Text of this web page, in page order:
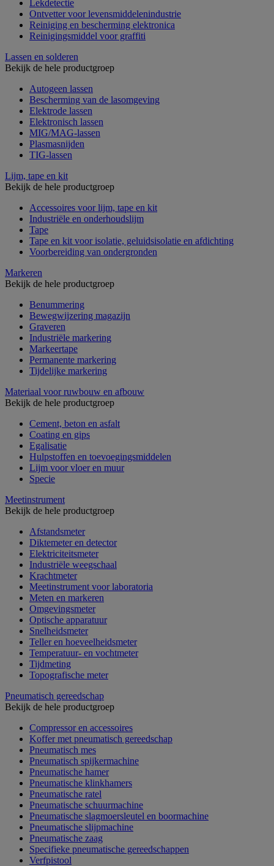
Lekdetectie
Ontvetter voor levensmiddelenindustrie
Reiniging en bescherming elektronica
Reinigingsmiddel voor graffiti
Lassen en solderen
Bekijk de hele productgroep
Autogeen lassen
Bescherming van de lasomgeving
Elektrode lassen
Elektronisch lassen
MIG/MAG-lassen
Plasmasnijden
TIG-lassen
Lijm, tape en kit
Bekijk de hele productgroep
Accessoires voor lijm, tape en kit
Industriële en onderhoudslijm
Tape
Tape en kit voor isolatie, geluidsisolatie en afdichting
Voorbereiding van ondergronden
Markeren
Bekijk de hele productgroep
Benummering
Bewegwijzering magazijn
Graveren
Industriële markering
Markeertape
Permanente markering
Tijdelijke markering
Materiaal voor ruwbouw en afbouw
Bekijk de hele productgroep
Cement, beton en asfalt
Coating en gips
Egalisatie
Hulpstoffen en toevoegingsmiddelen
Lijm voor vloer en muur
Specie
Meetinstrument
Bekijk de hele productgroep
Afstandsmeter
Diktemeter en detector
Elektriciteitsmeter
Industriële weegschaal
Krachtmeter
Meetinstrument voor laboratoria
Meten en markeren
Omgevingsmeter
Optische apparatuur
Snelheidsmeter
Teller en hoeveelheidsmeter
Temperatuur- en vochtmeter
Tijdmeting
Topografische meter
Pneumatisch gereedschap
Bekijk de hele productgroep
Compressor en accessoires
Koffer met pneumatisch gereedschap
Pneumatisch mes
Pneumatisch spijkermachine
Pneumatische hamer
Pneumatische klinkhamers
Pneumatische ratel
Pneumatische schuurmachine
Pneumatische slagmoersleutel en boormachine
Pneumatische slijpmachine
Pneumatische zaag
Specifieke pneumatische gereedschappen
Verfpistool